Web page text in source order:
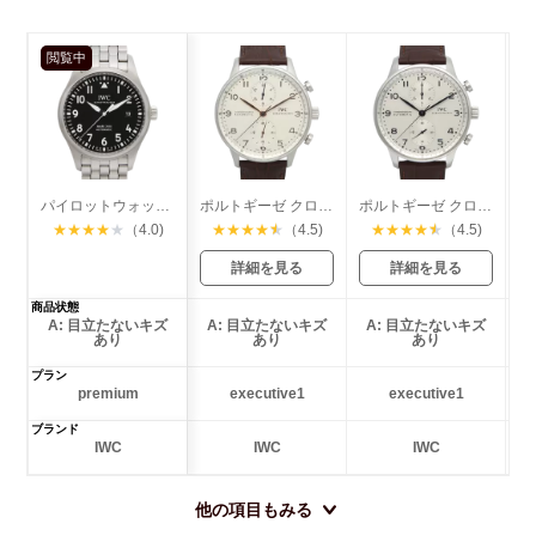
閲覧中
パイロットウォッチ マーク18 デイト
★★★★ ★ （4.0)
ポルトギーゼ クロノグラフ
★★★★★ （4.5)
詳細を見る
ポルトギーゼ クロノグラフ
★★★★★ （4.5)
詳細を見る
商品状態
A: 目立たないキズ
あり
A: 目立たないキズ
あり
A: 目立たないキズ
あり
プラン
premium executive1 executive1
ブランド
IWC IWC IWC
他の項目もみる